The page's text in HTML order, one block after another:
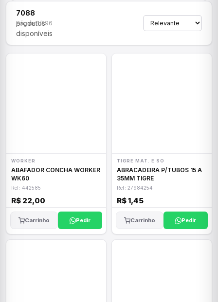
7088
produtos
disponíveis
Página 1/296
WORKER
ABAFADOR CONCHA WORKER
WK60
Ref: 442585
R$ 22,00
Carrinho Pedir
TIGRE MAT. E SO
ABRACADEIRA P/TUBOS 15 A
35MM TIGRE
Ref: 27984254
R$ 1,45
Carrinho Pedir